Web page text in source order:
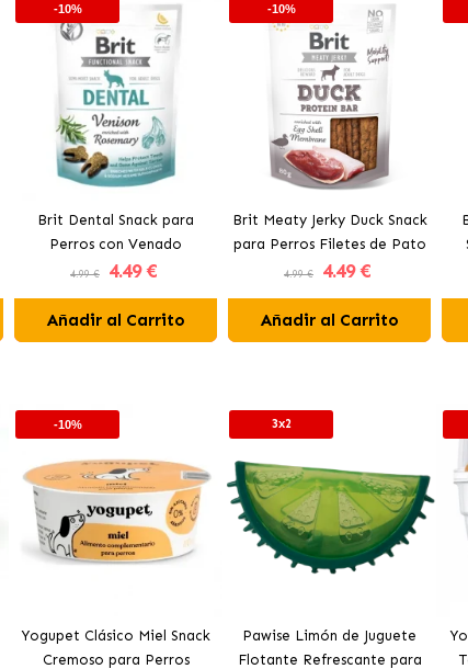
-10%
Brit Dental Snack para
Perros con Venado
4.99 € 4.49 €
Añadir al Carrito
-10%
Brit Meaty Jerky Duck Snack
para Perros Filetes de Pato
4.99 € 4.49 €
Añadir al Carrito
-10%
Yogupet Clásico Miel Snack
Cremoso para Perros
3x2
Pawise Limón de Juguete
Flotante Refrescante para